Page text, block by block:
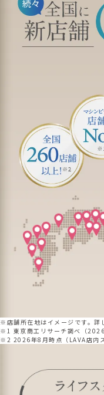
※店舗所在地はイメージです。詳
※1 東京商工リサーチ調べ（2026
※2 2026年8月時点（LAVA店内ス